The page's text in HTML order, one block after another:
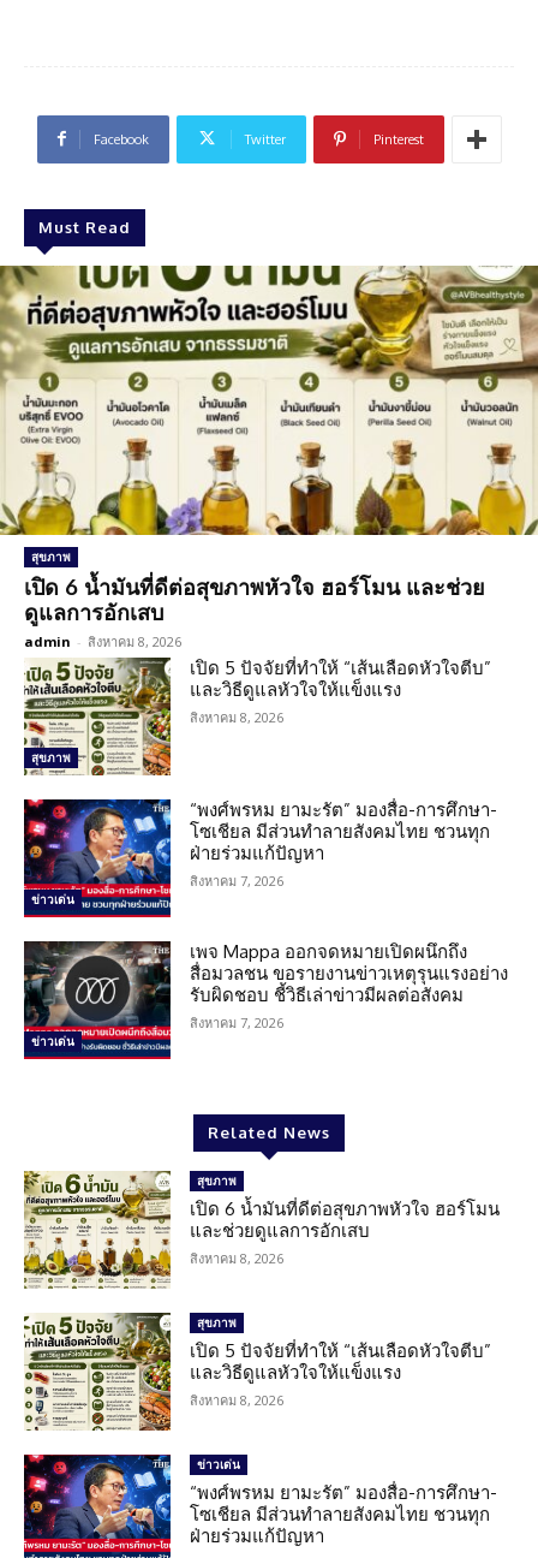
Facebook Twitter Pinterest
Must Read
สุขภาพ
เปิด 6 น้ำมันที่ดีต่อสุขภาพหัวใจ ฮอร์โมน และช่วย
ดูแลการอักเสบ
admin - สิงหาคม 8, 2026
สุขภาพ
เปิด 5 ปัจจัยที่ทำให้ “เส้นเลือดหัวใจตีบ”
และวิธีดูแลหัวใจให้แข็งแรง
สิงหาคม 8, 2026
ข่าวเด่น
“พงศ์พรหม ยามะรัต” มองสื่อ-การศึกษา-
โซเชียล มีส่วนทำลายสังคมไทย ชวนทุก
ฝ่ายร่วมแก้ปัญหา
สิงหาคม 7, 2026
ข่าวเด่น
เพจ Mappa ออกจดหมายเปิดผนึกถึง
สื่อมวลชน ขอรายงานข่าวเหตุรุนแรงอย่าง
รับผิดชอบ ชี้วิธีเล่าข่าวมีผลต่อสังคม
สิงหาคม 7, 2026
Related News
สุขภาพ
เปิด 6 น้ำมันที่ดีต่อสุขภาพหัวใจ ฮอร์โมน
และช่วยดูแลการอักเสบ
สิงหาคม 8, 2026
สุขภาพ
เปิด 5 ปัจจัยที่ทำให้ “เส้นเลือดหัวใจตีบ”
และวิธีดูแลหัวใจให้แข็งแรง
สิงหาคม 8, 2026
ข่าวเด่น
“พงศ์พรหม ยามะรัต” มองสื่อ-การศึกษา-
โซเชียล มีส่วนทำลายสังคมไทย ชวนทุก
ฝ่ายร่วมแก้ปัญหา